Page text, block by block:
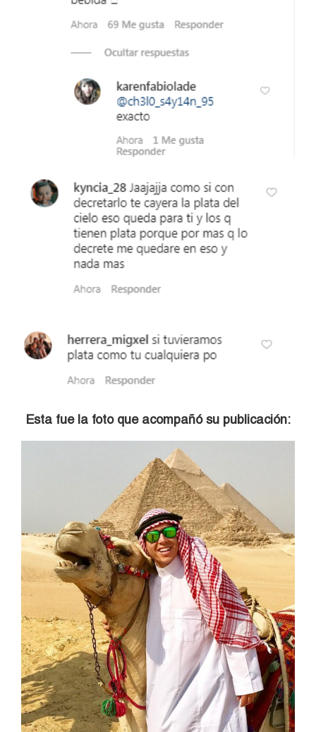
Esta fue la foto que acompañó su publicación: